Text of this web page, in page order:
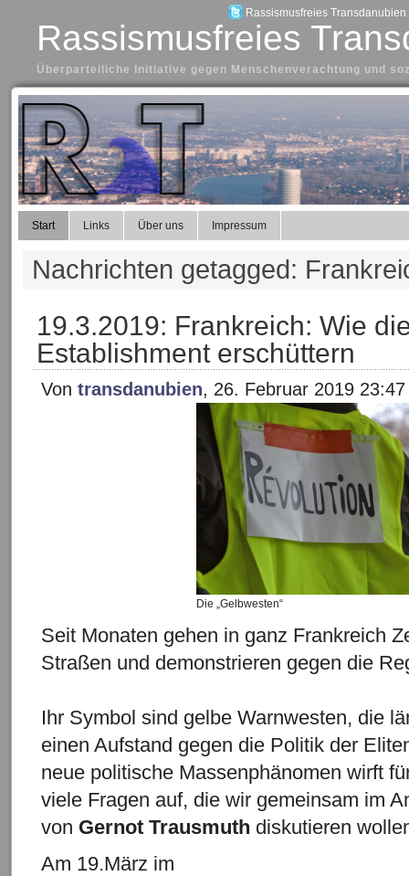
Rassismusfreies Transdanubien
Rassismusfreies
Überparteiliche Initiative gegen Menschenverachtung und
Start Links Über uns Impressum
Nachrichten getagged:
19.3.2019: Frankreich: Wie
Establishment erschüttern
Von transdanubien, 26. Februar 2019 23:47
Die „Gelbwesten“
Seit Monaten gehen in ganz Frankreich
Straßen und demonstrieren gegen die
Ihr Symbol sind gelbe Warnwesten, die
einen Aufstand gegen die Politik der
neue politische Massenphänomen wirft
viele Fragen auf, die wir gemeinsam im
von Gernot Trausmuth diskutieren
Am 19.März im